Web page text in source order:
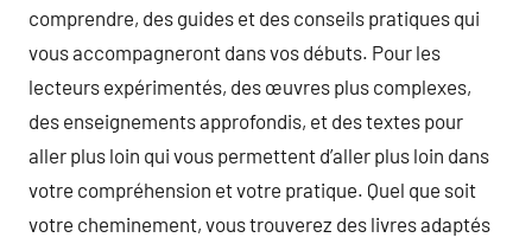
comprendre, des guides et des conseils pratiques qui
vous accompagneront dans vos débuts. Pour les
lecteurs expérimentés, des œuvres plus complexes,
des enseignements approfondis, et des textes pour
aller plus loin qui vous permettent d’aller plus loin dans
votre compréhension et votre pratique. Quel que soit
votre cheminement, vous trouverez des livres adaptés